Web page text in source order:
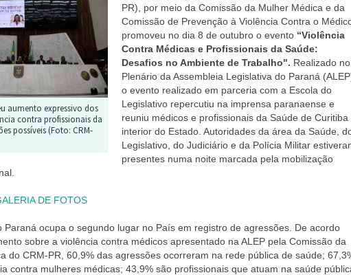
aumento expressivo dos
contra profissionais da
possíveis (Foto: CRM-
PR), por meio da Comissão da Mulher Médica e da
Comissão de Prevenção à Violência Contra o
promoveu no dia 8 de outubro o evento “Violência
Contra Médicas e Profissionais da Saúde:
Desafios no Ambiente de Trabalho". Realizado no
Plenário da Assembleia Legislativa do Paraná
o evento realizado em parceria com a Escola do
Legislativo repercutiu na imprensa paranaense e
reuniu médicos e profissionais da Saúde de Curitiba
interior do Estado. Autoridades da área da Saúde,
Legislativo, do Judiciário e da Polícia Militar
presentes numa noite marcada pela mobilização
DE FOTOS
Paraná ocupa o segundo lugar no País em registro de agressões. De acordo
sobre a violência contra médicos apresentado na ALEP pela Comissão da
do CRM-PR, 60,9% das agressões ocorreram na rede pública de saúde;
contra mulheres médicas; 43,9% são profissionais que atuam na saúde